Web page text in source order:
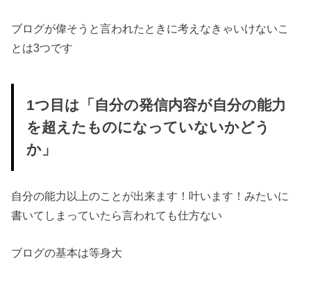
ブログが偉そうと言われたときに考えなきゃいけないこ
とは3つです
1つ目は「自分の発信内容が自分の能力
を超えたものになっていないかどう
か」
自分の能力以上のことが出来ます！叶います！みたいに
書いてしまっていたら言われても仕方ない
ブログの基本は等身大